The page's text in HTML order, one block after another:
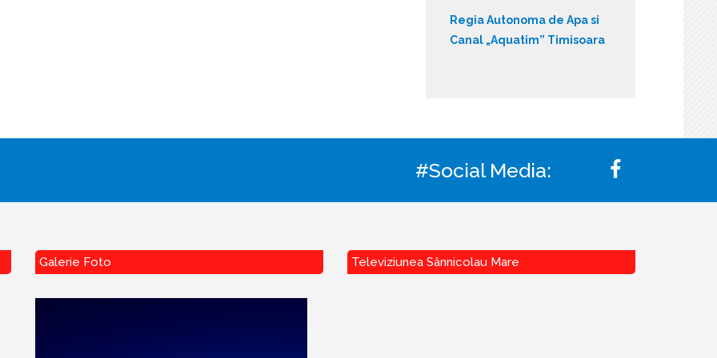
Regia Autonoma de Apa si
Canal „Aquatim” Timisoara
#Social Media:
Galerie Foto Televiziunea Sânnicolau Mare